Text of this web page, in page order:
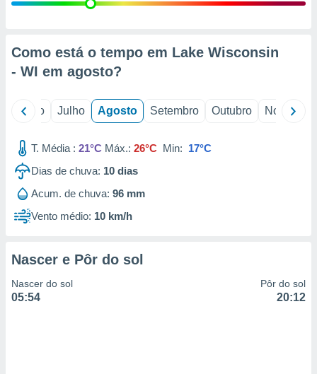
estudos
1199
Como está o tempo em Lake Wisconsin
- WI em agosto?
Junho Julho Agosto Setembro Outubro Novembro
T. Média : 21°C Máx.: 26°C Min: 17°C
Dias de chuva: 10 dias
Acum. de chuva: 96 mm
Vento médio: 10 km/h
Nascer e Pôr do sol
Nascer do sol
05:54
Pôr do sol
20:12